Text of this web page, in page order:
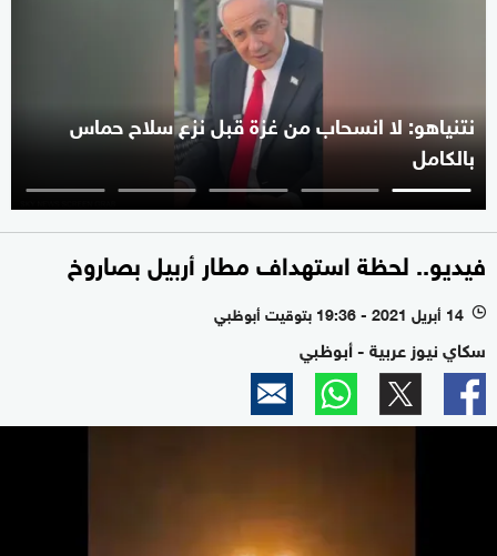
نتنياهو: لا انسحاب من غزة قبل نزع سلاح حماس
بالكامل
فيديو.. لحظة استهداف مطار أربيل بصاروخ
l 14 أبريل 2021 - 19:36 بتوقيت أبوظبي
سكاي نيوز عربية - أبوظبي